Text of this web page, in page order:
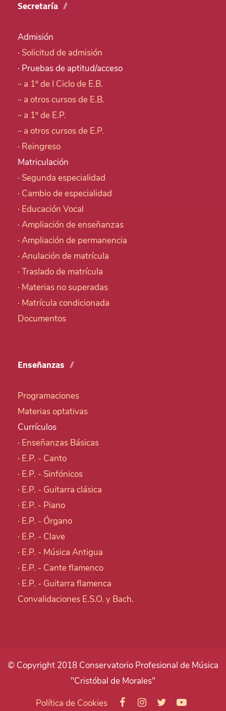
Secretaría
Admisión
· Solicitud de admisión
· Pruebas de aptitud/acceso
·· a 1º de I Ciclo de E.B.
·· a otros cursos de E.B.
·· a 1º de E.P.
·· a otros cursos de E.P.
· Reingreso
Matriculación
· Segunda especialidad
· Cambio de especialidad
· Educación Vocal
· Ampliación de enseñanzas
· Ampliación de permanencia
· Anulación de matrícula
· Traslado de matrícula
· Materias no superadas
· Matrícula condicionada
Documentos
Enseñanzas
Programaciones
Materias optativas
Currículos
· Enseñanzas Básicas
· E.P. - Canto
· E.P. - Sinfónicos
· E.P. - Guitarra clásica
· E.P. - Piano
· E.P. - Órgano
· E.P. - Clave
· E.P. - Música Antigua
· E.P. - Cante flamenco
· E.P. - Guitarra flamenca
Convalidaciones E.S.O. y Bach.
© Copyright 2018 Conservatorio Profesional de Música
"Cristóbal de Morales"
Política de Cookies